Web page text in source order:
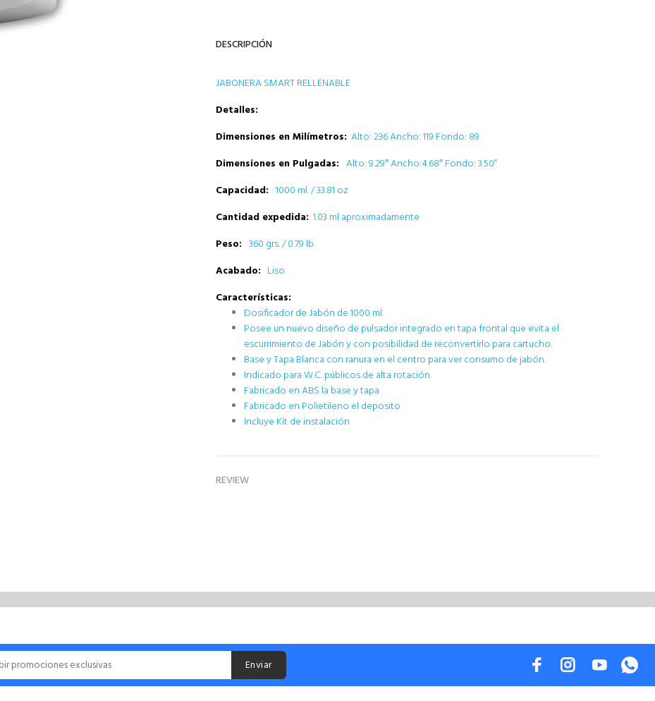
DESCRIPCIÓN
JABONERA SMART RELLENABLE
Detalles:
Dimensiones en Milímetros: Alto: 236 Ancho: 119 Fondo: 89
Dimensiones en Pulgadas: Alto: 9.29″ Ancho:4.68″ Fondo: 3.50”
Capacidad: 1000 ml. / 33.81 oz
Cantidad expedida: 1.03 ml aproximadamente
Peso: 360 grs. / 0.79 lb
Acabado: Liso
Características:
Dosificador de Jabón de 1000 ml.
Posee un nuevo diseño de pulsador integrado en tapa frontal que evita el
escurrimiento de Jabón y con posibilidad de reconvertirlo para cartucho.
Base y Tapa Blanca con ranura en el centro para ver consumo de jabón.
Indicado para W.C. públicos de alta rotación.
Fabricado en ABS la base y tapa
Fabricado en Polietileno el deposito
Incluye Kit de instalación
REVIEW
Enviar